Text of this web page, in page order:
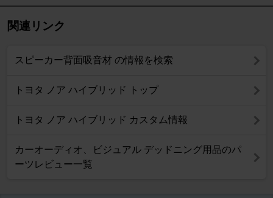
関連リンク
スピーカー背面吸音材 の情報を検索
トヨタ ノア ハイブリッド トップ
トヨタ ノア ハイブリッド カスタム情報
カーオーディオ、ビジュアル デッドニング用品のパ
ーツレビュー一覧